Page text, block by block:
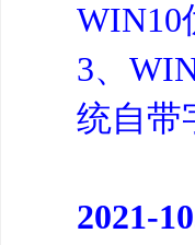
WIN10
3、
统自带
2021-